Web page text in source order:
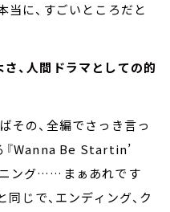
当に、すごいところだと
、人間ドラマとしての的
その、全編でさっき言っ
『Wanna Be Startin’
ニング……まぁあれです
同じで、エンディング、ク